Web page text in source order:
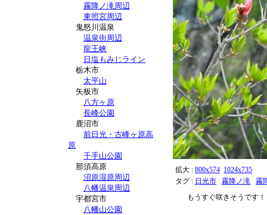
霧降ノ滝周辺
東照宮周辺
鬼怒川温泉
温泉街周辺
龍王峡
日塩もみじライン
栃木市
太平山
矢板市
八方ヶ原
長峰公園
鹿沼市
前日光・古峰ヶ原高
原
千手山公園
那須高原
沼原湿原周辺
八幡温泉周辺
宇都宮市
八幡山公園
拡大 : 800x574 1024x735
タグ : 日光市 霧降ノ滝
霧
もうすぐ咲きそうです！